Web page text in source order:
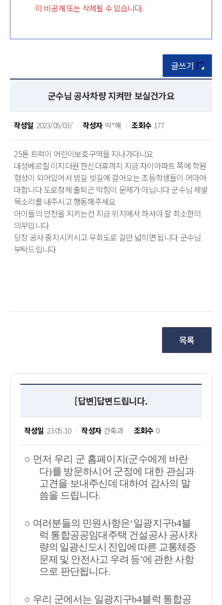
이 비공개 또는 삭제될 수 있습니다.
글쓰기
군수님 공사차량 지켜만 보실건가요
작성일 2023/05/03/ 작성자 박*혜 조회수 177
25톤 트럭이 어린이보호구역을 지나가다니요
대성베르힐 이지더원 한신더휴까지 지금 자이아파트 쪽에 학원
형성이 되어있어서 밤길 빗길에 걸어오는 초등학생들이 어마어
마합니다 도로정체 출퇴근 막힘이 문제가 아닙니다 군수님 제발
목소리를 내주시고 행동해주세요
아이들의 안전을 지키는건 지금 위치에서 하셔야 할 최소한의
의무입니다
당장 공사 중지시키시고 우회도로 길만 넓히면 됩니다 군수님
부탁드립니다
[답변]답변드립니다.
작성일 23.05.10 작성자 건축과 조회수 0
○ 먼저 우리 군 홈페이지 (군수에게 바란
다)를 방문하시어 군정에 대한 관심과
고견을 보내주신데 대하여 감사의 말
씀을 드립니다.
○ 여러분들의 민원사항은‘일광지구b4블
럭 통합공공임대주택 건설공사공사차
량의 일광신도시 진입에 따른 교통체증
문제 및 안전사고 우려 등’에 관한 사항
으로 판단됩니다.
○ 우리 군에서는 일광지구b4블럭 통합공